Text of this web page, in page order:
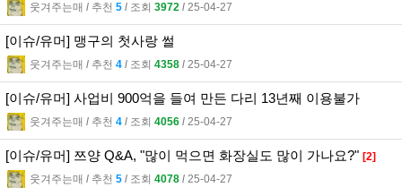
웃겨주는매 l 추천 5 l 조회 3972 l 25-04-27
[이슈/유머] 맹구의 첫사랑 썰
웃겨주는매 l 추천 4 l 조회 4358 l 25-04-27
[이슈/유머] 사업비 900억을 들여 만든 다리 13년째 이용불가
웃겨주는매 l 추천 4 l 조회 4056 l 25-04-27
[이슈/유머] 쯔양 Q&A, "많이 먹으면 화장실도 많이 가나요?" [2]
웃겨주는매 l 추천 5 l 조회 4078 l 25-04-27